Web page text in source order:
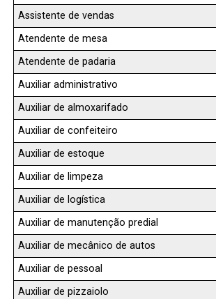
Assistente de vendas
Atendente de mesa
Atendente de padaria
Auxiliar administrativo
Auxiliar de almoxarifado
Auxiliar de confeiteiro
Auxiliar de estoque
Auxiliar de limpeza
Auxiliar de logística
Auxiliar de manutenção predial
Auxiliar de mecânico de autos
Auxiliar de pessoal
Auxiliar de pizzaiolo